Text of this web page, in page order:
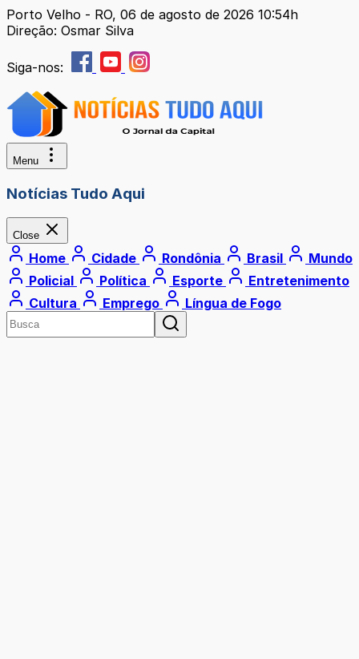
Porto Velho - RO, 06 de agosto de 2026 10:54h
Direção: Osmar Silva
Siga-nos:
Menu
Notícias Tudo Aqui
Close
Home Cidade Rondônia Brasil
Mundo
Policial
Política Esporte
Entretenimento
Cultura
Emprego Língua de Fogo